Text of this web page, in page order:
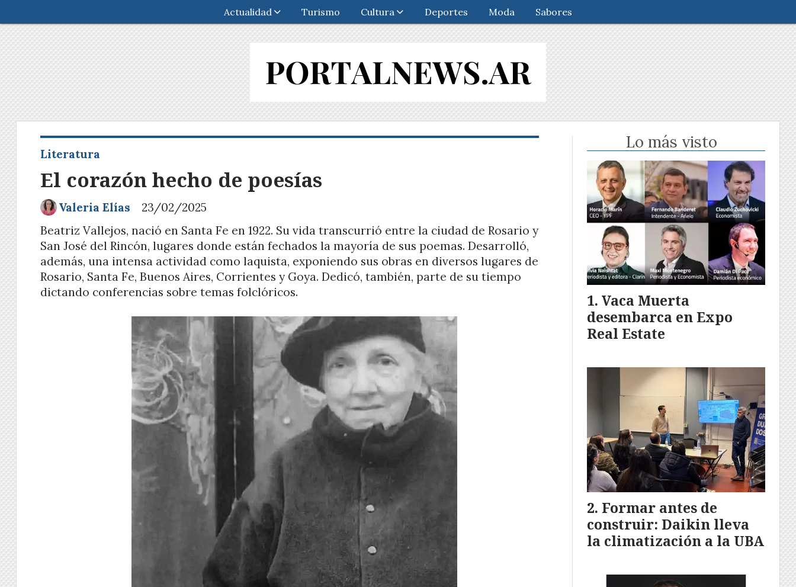
Actualidad Turismo Cultura Deportes Moda Sabores
El corazón hecho de poesías
Beatriz Vallejos, nació en Santa Fe en 1922. Su vida transcurrió entre la ciudad de Rosario y
San José del Rincón, lugares donde están fechados la mayoría de sus poemas. Desarrolló,
además, una intensa actividad como laquista, exponiendo sus obras en diversos lugares de
Rosario, Santa Fe, Buenos Aires, Corrientes y Goya. Dedicó, también, parte de su tiempo
dictando conferencias sobre temas folclóricos.
Literatura
23/02/2025
Valeria Elías
Lo más visto
Vaca Muerta
desembarca en Expo
Real Estate
Formar antes de
construir: Daikin lleva
la climatización a la UBA